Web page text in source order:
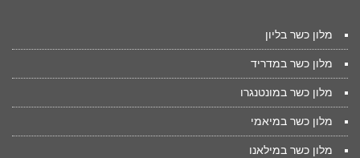
מלון כשר בליון
מלון כשר במדריד
מלון כשר במונטנגרו
מלון כשר במיאמי
מלון כשר במילאנו